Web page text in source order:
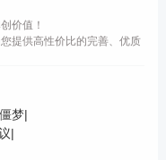
价值！
提供高性价比的完善、优质
梦|
|